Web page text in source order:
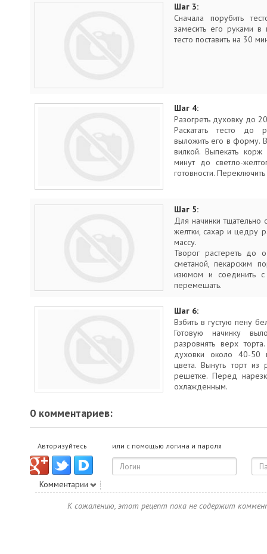
Шаг 3:
Сначала порубить
замесить его руками в
тесто поставить на 30
Шаг 4:
Разогреть духовку до
Раскатать тесто
выложить его в форму. В
вилкой. Выпекать
минут до светло-
готовности.
Шаг 5:
Для начинки тщательно
желтки, сахар и цедру
массу.
Творог растереть до
сметаной, пекарским
изюмом и соединить
перемешать.
Шаг 6:
Взбить в густую пену
Готовую начинку
разровнять верх
духовки около 40-50
цвета. Вынуть торт
решетке. Перед
охлажденным.
0 комментариев:
Авторизуйтесь или с помощью логина и пароля
Комментарии
К сожалению, этот рецепт пока не содержит